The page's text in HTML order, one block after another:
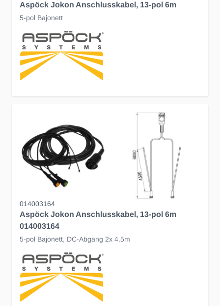
Aspöck Jokon Anschlusskabel, 13-pol 6m
5-pol Bajonett
014003164
Aspöck Jokon Anschlusskabel, 13-pol 6m
014003164
5-pol Bajonett, DC-Abgang 2x 4.5m